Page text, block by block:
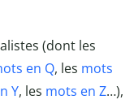
(dont les
en Q, les mots
Y, les mots en Z…),